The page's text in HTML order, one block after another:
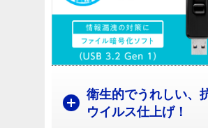
衛生的でうれしい、
ウイルス仕上げ！